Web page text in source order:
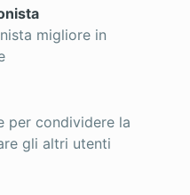
migliore in
per condividere la
gli altri utenti